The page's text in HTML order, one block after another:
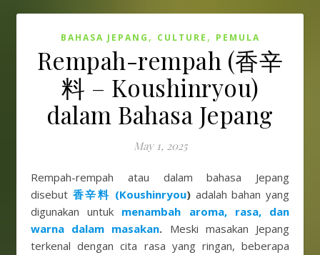
BAHASA JEPANG , CULTURE , PEMULA
Rempah-rempah (香辛
料 – Koushinryou)
dalam Bahasa Jepang
May 1, 2025
Rempah-rempah atau dalam bahasa Jepang
disebut 香辛料 (Koushinryou) adalah bahan yang
digunakan untuk menambah aroma, rasa, dan
warna dalam masakan. Meski masakan Jepang
terkenal dengan cita rasa yang ringan, beberapa